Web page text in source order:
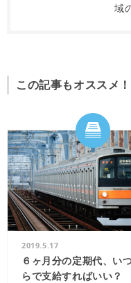
域
この記事もオススメ！
2019.5.17
６ヶ月分の定期代、い
らで支給すればいい？